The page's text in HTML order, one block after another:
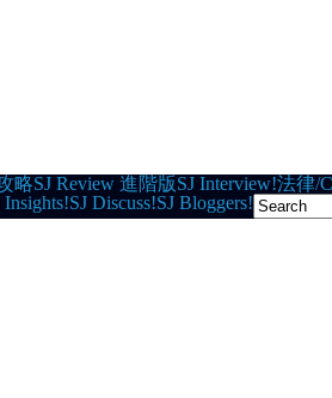
略SJ Review 進階版SJ Interview!法律/
Insights!SJ Discuss!SJ Bloggers!